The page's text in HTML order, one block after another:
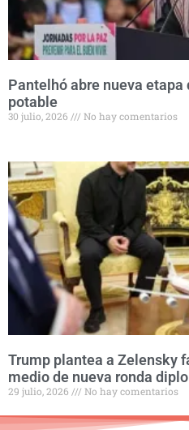
Pantelhó abre nueva etapa
potable
30 julio, 2026 No hay comentarios
Trump plantea a Zelensky
medio de nueva ronda
29 julio, 2026 No hay comentarios